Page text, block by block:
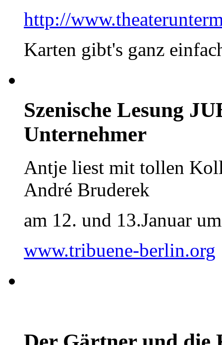
http://
Karten gibt's ganz
Szenische Lesung
Unternehmer
Antje liest mit tollen
André Bruderek
am 12. und 13.Januar
www.tribuene-berlin.org